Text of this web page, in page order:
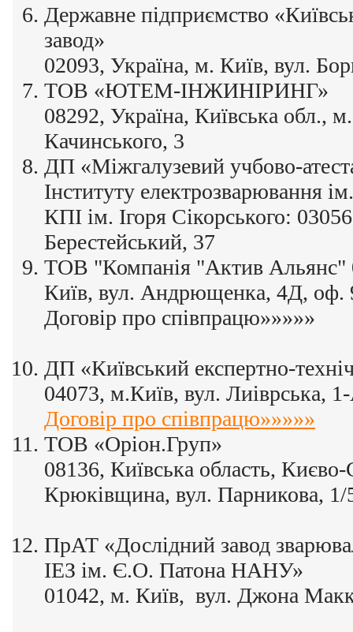
Державне підприємство
завод»
02093, Україна, м. Київ, вул.
ТОВ «ЮТЕМ-ІНЖИНІРИНГ»
08292, Україна, Київська обл.,
Качинського, 3
ДП «Міжгалузевий учбово-
Інституту електрозварювання
КПІ ім. Ігоря Сікорського:
Берестейський, 37
ТОВ "Компанія "Актив Альянс"
Київ, вул. Андрющенка, 4Д, оф.
Договір про співпрацю»»»»»
ДП «Київський експертно-
04073, м.Київ, вул. Лиіврська,
Договір про співпрацю»»»»»
ТОВ «Оріон.Груп»
08136, Київська область,
Крюківщина, вул. Парникова, 1/
ПрАТ «Дослідний завод
ІЕЗ ім. Є.О. Патона НАНУ»
01042, м. Київ, вул. Джона